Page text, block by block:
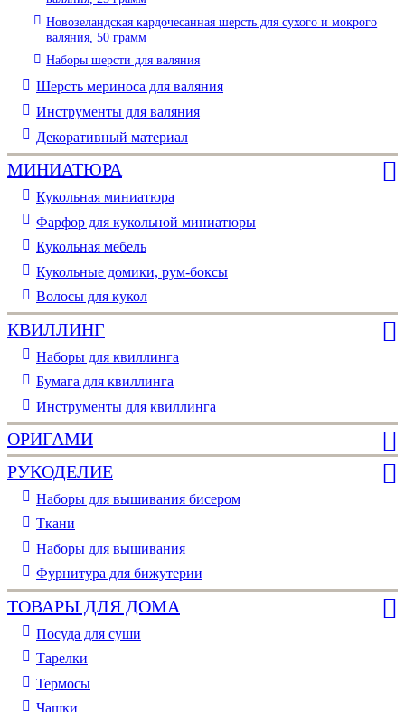
Новозеландская кардочесанная шерсть для сухого и мокрого
валяния, 50 грамм
Наборы шерсти для валяния
Шерсть мериноса для валяния
Инструменты для валяния
Декоративный материал
МИНИАТЮРА
Кукольная миниатюра
Фарфор для кукольной миниатюры
Кукольная мебель
Кукольные домики, рум-боксы
Волосы для кукол
КВИЛЛИНГ
Наборы для квиллинга
Бумага для квиллинга
Инструменты для квиллинга
ОРИГАМИ
РУКОДЕЛИЕ
Наборы для вышивания бисером
Ткани
Наборы для вышивания
Фурнитура для бижутерии
ТОВАРЫ ДЛЯ ДОМА
Посуда для суши
Тарелки
Термосы
Чашки